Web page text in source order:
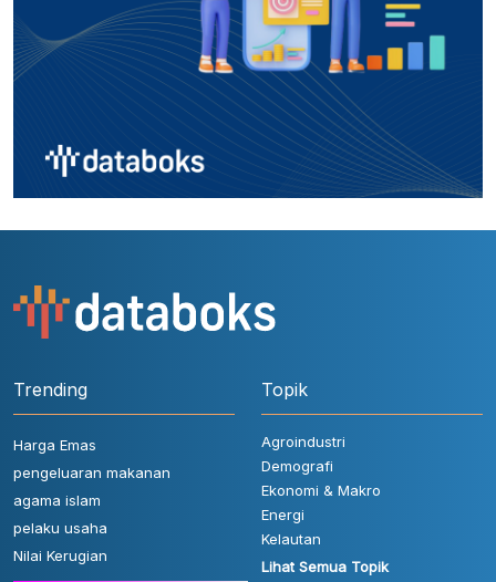
Trending
Harga Emas
pengeluaran makanan
agama islam
pelaku usaha
Nilai Kerugian
Topik
Agroindustri
Demografi
Ekonomi & Makro
Energi
Kelautan
Lihat Semua Topik